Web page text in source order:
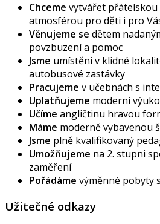
Chceme vytvářet
atmosférou pro děti i pro
Věnujeme se dětem
povzbuzení a pomoc
Jsme umístěni v klidné
autobusové zastávky
Pracujeme v učebnách s
Uplatňujeme moderní
Učíme angličtinu hravou
Máme moderně vybavenou
Jsme plně kvalifikovaný
Umožňujeme na 2. stupni
zaměření
Pořádáme výměnné pobyty
Užitečné odkazy